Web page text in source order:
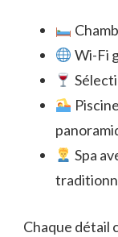
Wi-Fi
Spa
Chaque détail